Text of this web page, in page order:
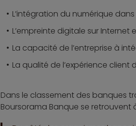
L’intégration du numérique
L’empreinte digitale sur Internet
La capacité de l’entreprise à
La qualité de l’expérience client
Dans le classement des banques
Boursorama Banque se retrouvent